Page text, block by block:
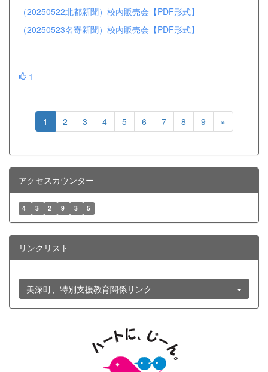
（20250522北都新聞）校内販売会【PDF形式】
（20250523名寄新聞）校内販売会【PDF形式】
1
1 2 3 4 5 6 7 8 9 »
アクセスカウンター
4 3 2 9 3 5
リンクリスト
美深町、特別支援教育関係リンク